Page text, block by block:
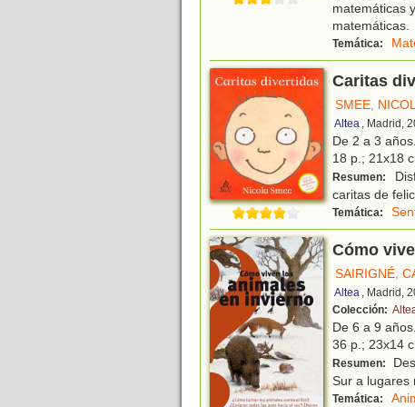
matemáticas
matemáticas.
Temática:
Caritas
SMEE,
Altea , Madrid,
De 2 a 3 años.
18 p.; 21x18
Resumen:
caritas de
Temática:
Cómo
SAIRIGNÉ,
Altea , Madrid,
Colección:
De 6 a 9 años.
36 p.; 23x14
Resumen:
Sur a lugares
Temática: